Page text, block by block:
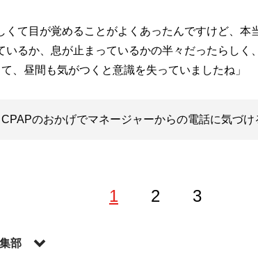
くて目が覚めることがよくあったんですけど、
いるか、息が止まっているかの半々だったらしく
、昼間も気がつくと意識を失っていましたね」
CPAPのおかげでマネージャーからの電話に気づけ
1 2 3
部